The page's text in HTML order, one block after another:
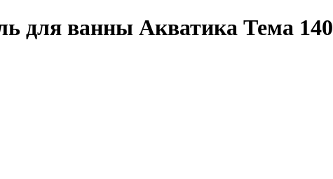
для ванны Акватика Тема 140